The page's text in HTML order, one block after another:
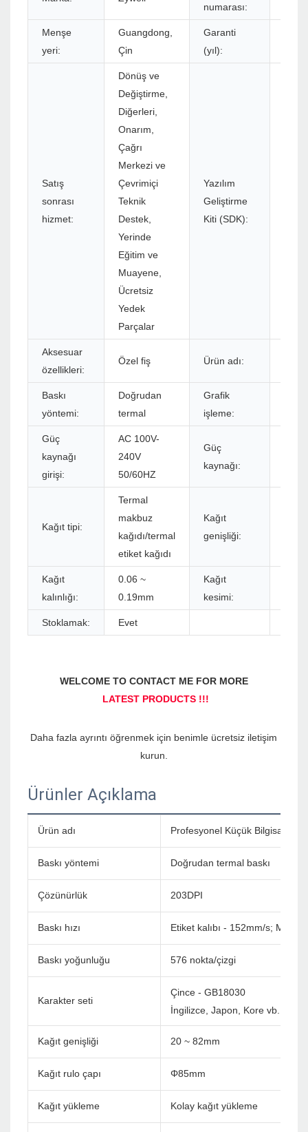
numarası:
Menşe
yeri:
Guangdong,
Çin
Garanti
(yıl):
Satış
sonrası
hizmet:
Dönüş ve
Değiştirme,
Diğerleri,
Onarım,
Çağrı
Merkezi ve
Çevrimiçi
Teknik
Destek,
Yerinde
Eğitim ve
Muayene,
Ücretsiz
Yedek
Parçalar
Yazılım
Geliştirme
Kiti (SDK):
Aksesuar
özellikleri:
Özel fiş Ürün adı:
Baskı
yöntemi:
Doğrudan
termal
Grafik
işleme:
Güç
kaynağı
girişi:
AC 100V-
240V
50/60HZ
Güç
kaynağı:
Kağıt tipi:
Termal
makbuz
kağıdı/termal
etiket kağıdı
Kağıt
genişliği:
Kağıt
kalınlığı:
0.06 ~
0.19mm
Kağıt
kesimi:
Stoklamak: Evet
Daha fazla ayrıntı öğrenmek için benimle ücretsiz iletişim
Ürünler Açıklama
Ürün adı Profesyonel Küçük Bilgisayar
Baskı yöntemi Doğrudan termal baskı
Çözünürlük 203DPI
Baskı hızı Etiket kalıbı - 152mm/s;
Baskı yoğunluğu 576 nokta/çizgi
Karakter seti
Çince - GB18030
İngilizce, Japon, Kore vb. Özel
Kağıt genişliği 20 ~ 82mm
Kağıt rulo çapı Φ85mm
Kağıt yükleme Kolay kağıt yükleme